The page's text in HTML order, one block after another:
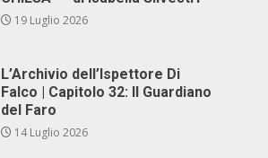
19 Luglio 2026
L’Archivio dell’Ispettore Di
Falco | Capitolo 32: Il Guardiano
del Faro
14 Luglio 2026